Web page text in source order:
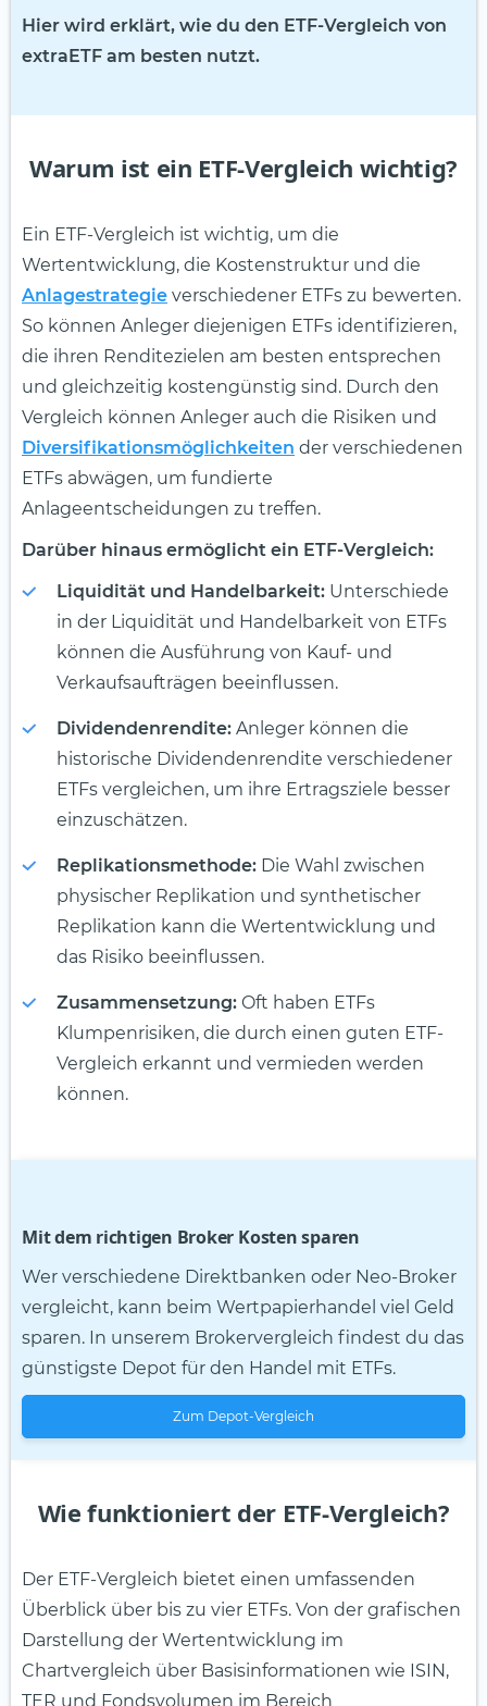
Hier wird erklärt, wie du den ETF-Vergleich von
extraETF am besten nutzt.
Warum ist ein ETF-Vergleich wichtig?
Ein ETF-Vergleich ist wichtig, um die
Wertentwicklung, die Kostenstruktur und die
Anlagestrategie verschiedener ETFs zu bewerten.
So können Anleger diejenigen ETFs identifizieren,
die ihren Renditezielen am besten entsprechen
und gleichzeitig kostengünstig sind. Durch den
Vergleich können Anleger auch die Risiken und
Diversifikationsmöglichkeiten der verschiedenen
ETFs abwägen, um fundierte
Anlageentscheidungen zu treffen.
Darüber hinaus ermöglicht ein ETF-Vergleich:
Liquidität und Handelbarkeit: Unterschiede
in der Liquidität und Handelbarkeit von ETFs
können die Ausführung von Kauf- und
Verkaufsaufträgen beeinflussen.
Dividendenrendite: Anleger können die
historische Dividendenrendite verschiedener
ETFs vergleichen, um ihre Ertragsziele besser
einzuschätzen.
Replikationsmethode: Die Wahl zwischen
physischer Replikation und synthetischer
Replikation kann die Wertentwicklung und
das Risiko beeinflussen.
Zusammensetzung: Oft haben ETFs
Klumpenrisiken, die durch einen guten ETF-
Vergleich erkannt und vermieden werden
können.
Mit dem richtigen Broker Kosten sparen
Wer verschiedene Direktbanken oder Neo-Broker
vergleicht, kann beim Wertpapierhandel viel Geld
sparen. In unserem Brokervergleich findest du das
günstigste Depot für den Handel mit ETFs.
Zum Depot-Vergleich
Wie funktioniert der ETF-Vergleich?
Der ETF-Vergleich bietet einen umfassenden
Überblick über bis zu vier ETFs. Von der grafischen
Darstellung der Wertentwicklung im
Chartvergleich über Basisinformationen wie ISIN,
TER und Fondsvolumen im Bereich